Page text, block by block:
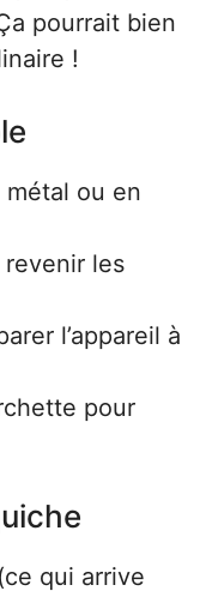
pourrait bien
!
ou en
les
l’appareil à
pour
qui arrive